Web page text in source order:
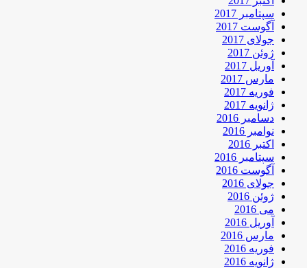
سپتامبر 2017
آگوست 2017
جولای 2017
ژوئن 2017
آوریل 2017
مارس 2017
فوریه 2017
ژانویه 2017
دسامبر 2016
نوامبر 2016
اکتبر 2016
سپتامبر 2016
آگوست 2016
جولای 2016
ژوئن 2016
می 2016
آوریل 2016
مارس 2016
فوریه 2016
ژانویه 2016